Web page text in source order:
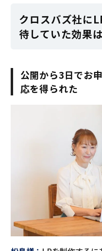
クロスバズ社に
待していた効果
公開から3日でお
応を得られた